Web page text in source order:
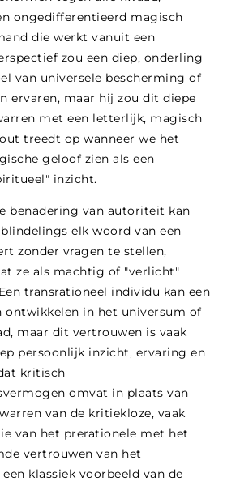
ongedifferentieerd magisch
die werkt vanuit een
zou een diep, onderling
van universele bescherming of
ervaren, maar hij zou dit diepe
met een letterlijk, magisch
treedt op wanneer we het
geloof zien als een
inzicht.
benadering van autoriteit kan
elk woord van een
zonder vragen te stellen,
ze als machtig of "verlicht"
transrationeel individu kan een
ontwikkelen in het universum of
maar dit vertrouwen is vaak
persoonlijk inzicht, ervaring en
kritisch
omvat in plaats van
van de kritiekloze, vaak
van het prerationele met het
vertrouwen van het
klassiek voorbeeld van de